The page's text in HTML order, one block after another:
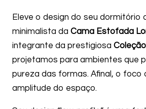
Eleve o design do seu dormitório
minimalista da Cama Estofada
integrante da prestigiosa
projetamos para ambientes que
pureza das formas. Afinal, o foco
amplitude do espaço.